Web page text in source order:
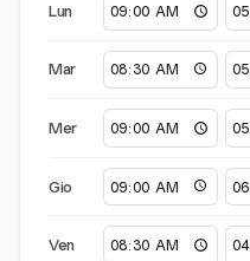
Lun
Mar
Mer
Gio
Ven